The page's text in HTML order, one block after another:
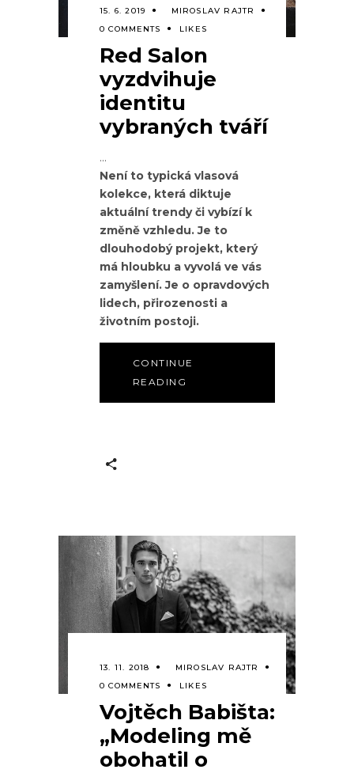
15. 6. 2019
MIROSLAV RAJTR
0 COMMENTS
LIKES
Red Salon
vyzdvihuje
identitu
vybraných tváří
Není to typická vlasová
kolekce, která diktuje
aktuální trendy či vybízí k
změně vzhledu. Je to
dlouhodobý projekt, který
má hloubku a vyvolá ve vás
zamyšlení. Je o opravdových
lidech, přirozenosti a
životním postoji.
CONTINUE
READING
13. 11. 2018
MIROSLAV RAJTR
0 COMMENTS
LIKES
Vojtěch Babišta:
„Modeling mě
obohatil o